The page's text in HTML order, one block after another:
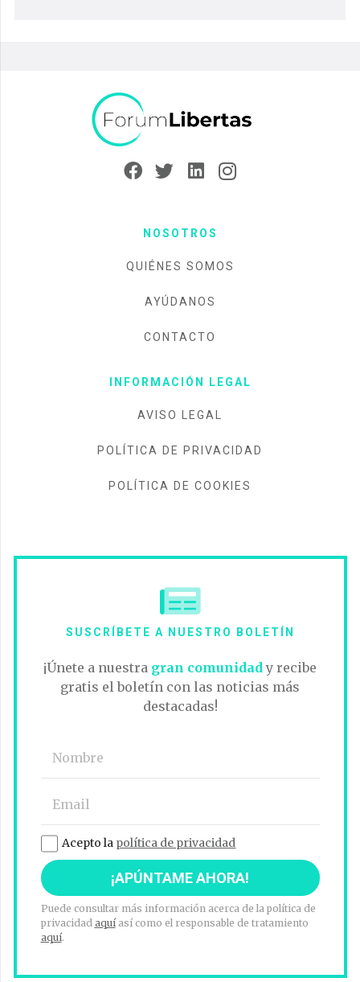
NOSOTROS
QUIÉNES SOMOS
AYÚDANOS
CONTACTO
INFORMACIÓN LEGAL
AVISO LEGAL
POLÍTICA DE PRIVACIDAD
POLÍTICA DE COOKIES
SUSCRÍBETE A NUESTRO BOLETÍN
¡Únete a nuestra gran comunidady recibe
gratis el boletín con las noticias más
destacadas!
Acepto la política de privacidad
Puede consultar más información acerca de la política de
privacidad aquíasí como el responsable de tratamiento
aquí.